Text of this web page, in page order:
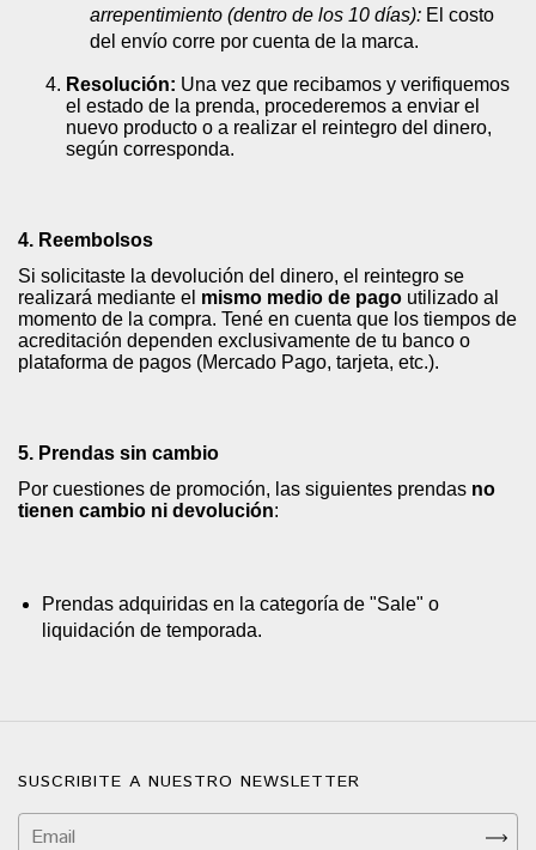
arrepentimiento (dentro de los 10 días): El costo
del envío corre por cuenta de la marca.
Resolución: Una vez que recibamos y verifiquemos
el estado de la prenda, procederemos a enviar el
nuevo producto o a realizar el reintegro del dinero,
según corresponda.
4. Reembolsos
Si solicitaste la devolución del dinero, el reintegro se
realizará mediante el mismo medio de pago utilizado al
momento de la compra. Tené en cuenta que los tiempos de
acreditación dependen exclusivamente de tu banco o
plataforma de pagos (Mercado Pago, tarjeta, etc.).
5. Prendas sin cambio
Por cuestiones de promoción, las siguientes prendas no
tienen cambio ni devolución:
Prendas adquiridas en la categoría de "Sale" o
liquidación de temporada.
SUSCRIBITE A NUESTRO NEWSLETTER